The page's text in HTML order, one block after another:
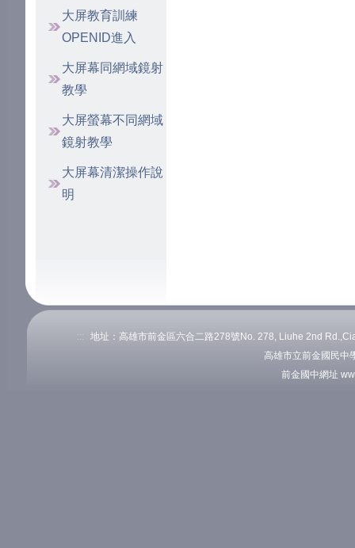
大屏教育訓練
OPENID進入
大屏幕同網域鏡射
教學
大屏螢幕不同網域
鏡射教學
大屏幕清潔操作說
明
:::
地址：高雄市前金區六合二路278號No. 278, Liuhe 2nd
高雄市立前金國民中
前金國中網址